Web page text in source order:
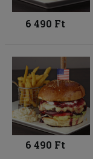
6 490 Ft
6 490 Ft